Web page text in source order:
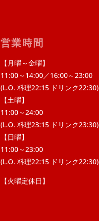
営業時間
【月曜～金曜】
11:00～14:00／16:00～23:00
(L.O. 料理22:15 ドリンク22:30)
【土曜】
11:00～24:00
(L.O. 料理23:15 ドリンク23:30)
【日曜】
11:00～23:00
(L.O. 料理22:15 ドリンク22:30)
【火曜定休日】